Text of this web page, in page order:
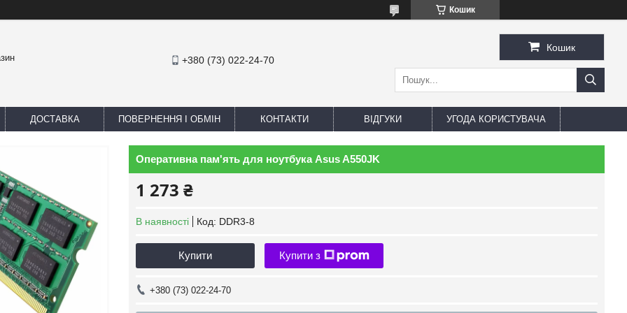
Кошик
+380 (73) 022-24-70
Кошик
ДОСТАВКА ПОВЕРНЕННЯ І ОБМІН КОНТАКТИ ВІДГУКИ УГОДА КОРИСТУВАЧА
Оперативна пам'ять для ноутбука Asus A550JK
1 273 ₴
В наявності Код: DDR3-8
Купити Купити з
+380 (73) 022-24-70